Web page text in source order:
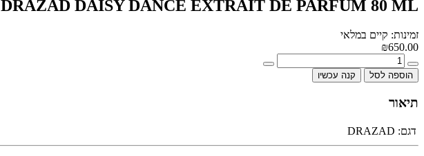
DRAZAD DAISY DANCE EXTRAIT DE PARFUM 80 ML
זמינות: קיים במלאי
₪650.00
הוספה לסל קנה עכשיו
תיאור
דגם: DRAZAD